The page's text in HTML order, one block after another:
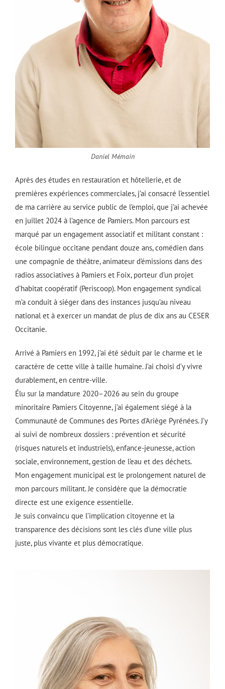
Après des études en restauration et hôtellerie, et de
premières expériences commerciales, j’ai consacré l’essentiel
de ma carrière au service public de l’emploi, que j’ai achevée
en juillet 2024 à l’agence de Pamiers. Mon parcours est
marqué par un engagement associatif et militant constant :
école bilingue occitane pendant douze ans, comédien dans
une compagnie de théâtre, animateur d’émissions dans des
radios associatives à Pamiers et Foix, porteur d’un projet
d’habitat coopératif (Periscoop). Mon engagement syndical
m’a conduit à siéger dans des instances jusqu’au niveau
national et à exercer un mandat de plus de dix ans au CESER
Occitanie.
Arrivé à Pamiers en 1992, j’ai été séduit par le charme et le
caractère de cette ville à taille humaine. J’ai choisi d’y vivre
durablement, en centre-ville.
Élu sur la mandature 2020–2026 au sein du groupe
minoritaire Pamiers Citoyenne, j’ai également siégé à la
Communauté de Communes des Portes d’Ariège Pyrénées. J’y
ai suivi de nombreux dossiers : prévention et sécurité
(risques naturels et industriels), enfance-jeunesse, action
sociale, environnement, gestion de l’eau et des déchets.
Mon engagement municipal est le prolongement naturel de
mon parcours militant. Je considère que la démocratie
directe est une exigence essentielle.
Je suis convaincu que l’implication citoyenne et la
transparence des décisions sont les clés d’une ville plus
juste, plus vivante et plus démocratique.
Daniel Mémain